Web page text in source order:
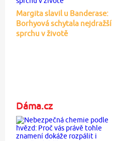
Margita slavil u Banderase:
Borhyová schytala nejdražší
sprchu v životě
Dáma.cz